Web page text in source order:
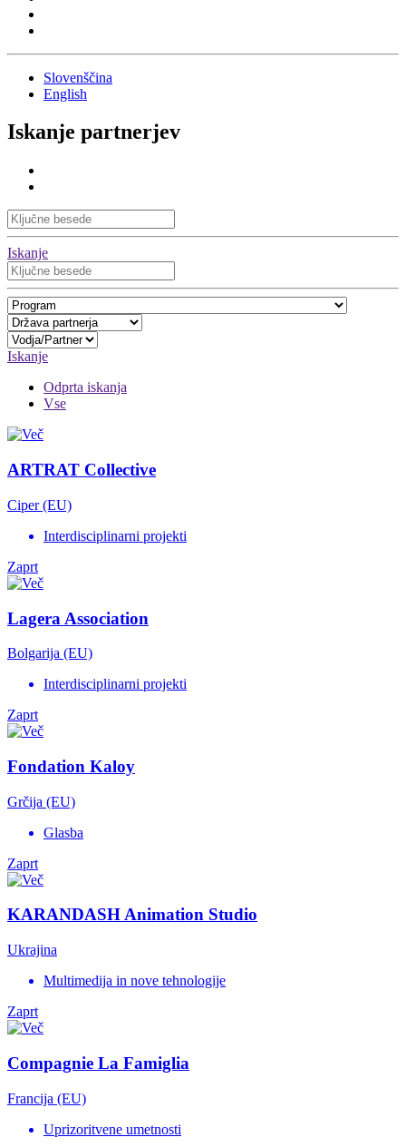
Slovenščina
English
Iskanje partnerjev
Iskanje
Iskanje
Odprta iskanja
Vse
ARTRAT Collective
Ciper (EU)
Interdisciplinarni projekti
Zaprt
Lagera Association
Bolgarija (EU)
Interdisciplinarni projekti
Zaprt
Fondation Kaloy
Grčija (EU)
Glasba
Zaprt
KARANDASH Animation Studio
Ukrajina
Multimedija in nove tehnologije
Zaprt
Compagnie La Famiglia
Francija (EU)
Uprizoritvene umetnosti